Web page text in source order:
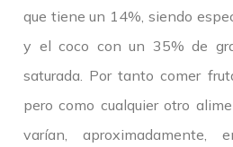
que tiene un 14%, siendo
y el coco con un 35% de
saturada. Por tanto comer
pero como cualquier otro
varían,